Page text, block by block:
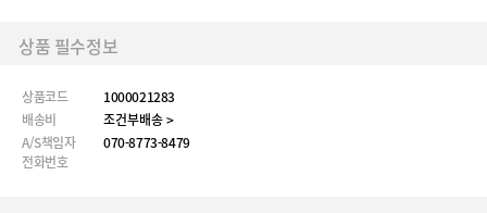
상품 필수정보
상품코드
1000021283
배송비
조건부배송 >
A/S책임자
전화번호
070-8773-8479